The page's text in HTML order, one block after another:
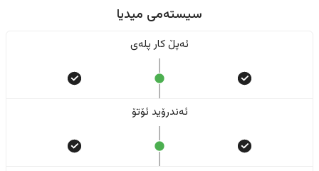
سیستەمی میدیا
ئەپڵ کار پلەی
ئەندرۆید ئۆتۆ